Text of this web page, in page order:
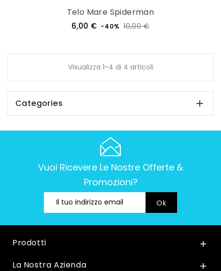
Telo Mare Spiderman
6,00 € Prezzo
-40% 10,00 €Prezzo
Visualizza 1-4 di 4 articoli
Categories 
Vuoi Ricevere Le Nostre Offerte &
Promozioni?
Prodotti 
La Nostra Azienda 